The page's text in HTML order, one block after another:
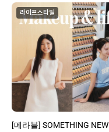
라이프스타일
[메라블] SOMETHING NEW